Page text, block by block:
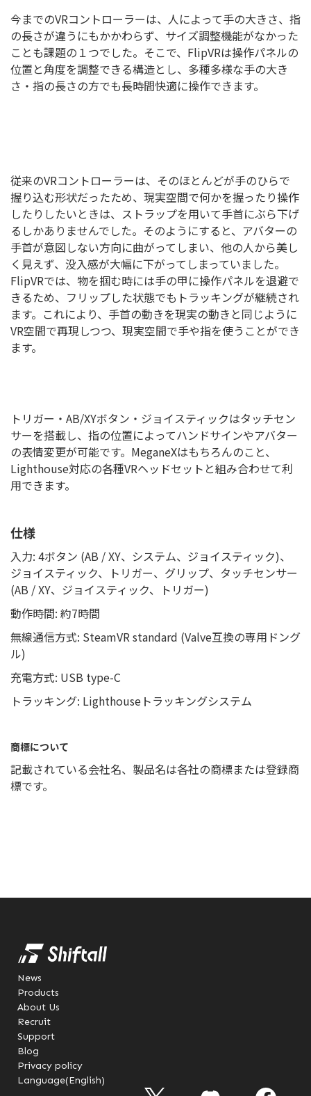
今までのVRコントローラーは、人によって手の大きさ、指
の長さが違うにもかかわらず、サイズ調整機能がなかった
ことも課題の１つでした。そこで、FlipVRは操作パネルの
位置と角度を調整できる構造とし、多種多様な手の大き
さ・指の長さの方でも長時間快適に操作できます。
従来のVRコントローラーは、そのほとんどが手のひらで
握り込む形状だったため、現実空間で何かを握ったり操作
したりしたいときは、ストラップを用いて手首にぶら下げ
るしかありませんでした。そのようにすると、アバターの
手首が意図しない方向に曲がってしまい、他の人から美し
く見えず、没入感が大幅に下がってしまっていました。
FlipVRでは、物を掴む時には手の甲に操作パネルを退避で
きるため、フリップした状態でもトラッキングが継続され
ます。これにより、手首の動きを現実の動きと同じように
VR空間で再現しつつ、現実空間で手や指を使うことができ
ます。
トリガー・AB/XYボタン・ジョイスティックはタッチセン
サーを搭載し、指の位置によってハンドサインやアバター
の表情変更が可能です。MeganeXはもちろんのこと、
Lighthouse対応の各種VRヘッドセットと組み合わせて利
用できます。
仕様
入力: 4ボタン (AB / XY、システム、ジョイスティック)、
ジョイスティック、トリガー、グリップ、タッチセンサー
(AB / XY、ジョイスティック、トリガー)
動作時間: 約7時間
無線通信方式: SteamVR standard (Valve互換の専用ドング
ル)
充電方式: USB type-C
トラッキング: Lighthouseトラッキングシステム
商標について
記載されている会社名、製品名は各社の商標または登録商
標です。
News
Products
About Us
Recruit
Support
Blog
Privacy policy
Language(English)